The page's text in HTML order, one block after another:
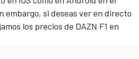
embargo, si deseas ver en directo
los precios de DAZN F1 en